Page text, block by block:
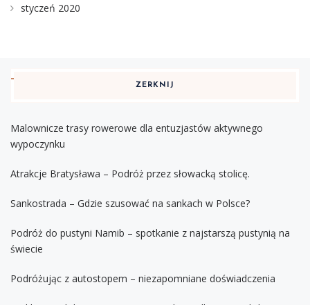
styczeń 2020
ZERKNIJ
Malownicze trasy rowerowe dla entuzjastów aktywnego
wypoczynku
Atrakcje Bratysława – Podróż przez słowacką stolicę.
Sankostrada – Gdzie szusować na sankach w Polsce?
Podróż do pustyni Namib – spotkanie z najstarszą pustynią na
świecie
Podróżując z autostopem – niezapomniane doświadczenia